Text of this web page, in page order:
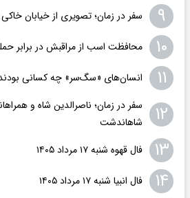
۹ سفر در زمان؛ تصویری از خیابان خاکی
۱۰ محافظت اسب از مراقبش در برابر
۱۱ انسان‌های «سگ‌سر» چه کسانی
۱۲
سفر در زمان؛ ناصرالدین شاه و
شاهاندشت
۱۳ فال قهوه شنبه ۱۷ مرداد ۱۴۰۵
۱۴ فال انبیا شنبه ۱۷ مرداد ۱۴۰۵